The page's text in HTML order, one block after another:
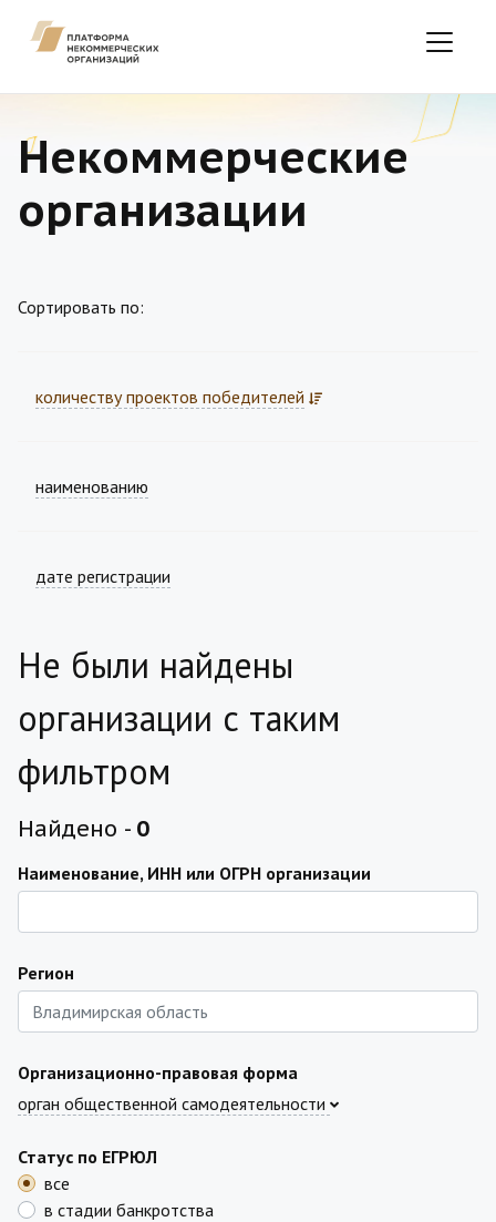
Некоммерческие
организации
Сортировать по:
количеству проектов победителей
наименованию
дате регистрации
Не были найдены
организации с таким
фильтром
Найдено - 0
Наименование, ИНН или ОГРН организации
Регион
Организационно-правовая форма
орган общественной самодеятельности
Статус по ЕГРЮЛ
все
в стадии банкротства